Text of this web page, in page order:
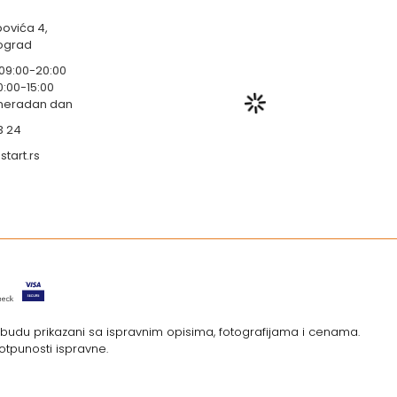
4,
20:00
15:00
dan
24
prikazani sa ispravnim opisima, fotografijama i cenama.
ispravne.